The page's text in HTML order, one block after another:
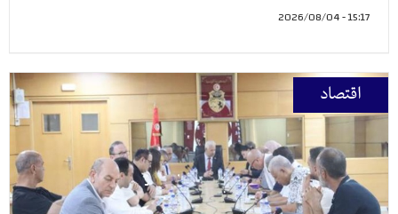
15:17 - 2026/08/04
اقتصاد